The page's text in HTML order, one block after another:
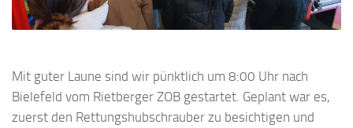
Mit guter Laune sind wir pünktlich um 8:00 Uhr nach
Bielefeld vom Rietberger ZOB gestartet. Geplant war es,
zuerst den Rettungshubschrauber zu besichtigen und